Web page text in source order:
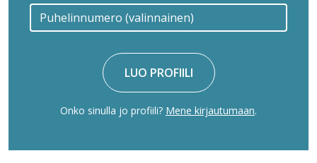
LUO PROFIILI
Onko sinulla jo profiili? Mene kirjautumaan.